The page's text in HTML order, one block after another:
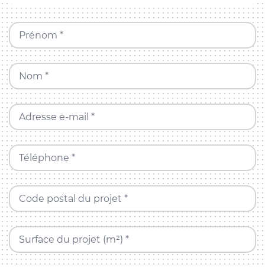
Prénom *
Nom *
Adresse e-mail *
Téléphone *
Code postal du projet *
Surface du projet (m²) *